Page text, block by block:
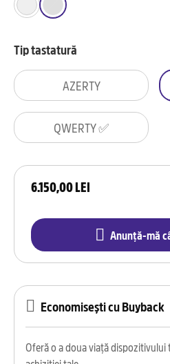
6.150,00 LEI
Anunță-mă
Tip tastatură
AZERTY
QWERTY ✅
Economisești cu Buyback
Oferă o a doua viață dispozitivului